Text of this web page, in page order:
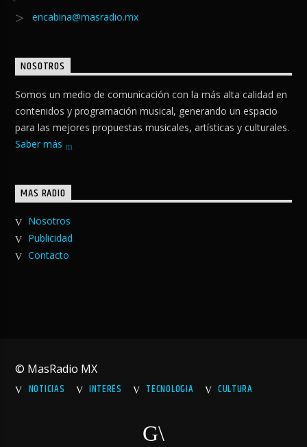
encabina@masradio.mx
NOSOTROS
Somos un medio de comunicación con la más alta calidad en
contenidos y programación musical, generando un espacio
para las mejores propuestas musicales, artísticas y culturales.
Saber más
MAS RADIO
Nosotros
Publicidad
Contacto
© MasRadio MX
NOTICIAS
INTERÉS TECNOLOGIA CULTURA